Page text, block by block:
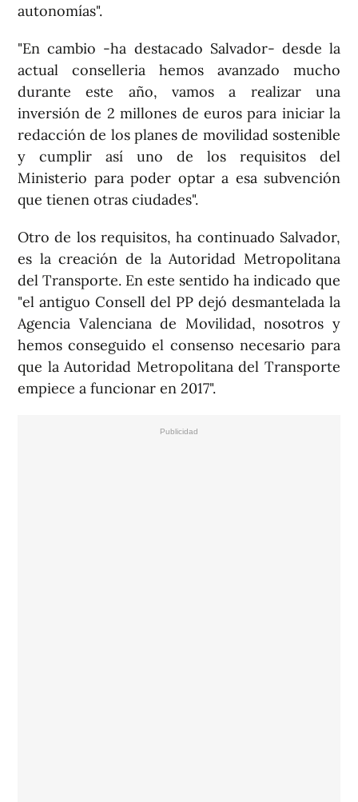
autonomías".
"En cambio -ha destacado Salvador- desde la
actual conselleria hemos avanzado mucho
durante este año, vamos a realizar una
inversión de 2 millones de euros para iniciar la
redacción de los planes de movilidad sostenible
y cumplir así uno de los requisitos del
Ministerio para poder optar a esa subvención
que tienen otras ciudades".
Otro de los requisitos, ha continuado Salvador,
es la creación de la Autoridad Metropolitana
del Transporte. En este sentido ha indicado que
"el antiguo Consell del PP dejó desmantelada la
Agencia Valenciana de Movilidad, nosotros y
hemos conseguido el consenso necesario para
que la Autoridad Metropolitana del Transporte
empiece a funcionar en 2017".